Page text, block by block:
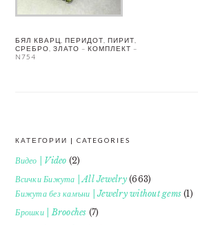
БЯЛ КВАРЦ, ПЕРИДОТ, ПИРИТ,
СРЕБРО, ЗЛАТО – КОМПЛЕКТ –
N754
FOOTER
КАТЕГОРИИ | CATEGORIES
Видео | Video (2)
Всички Бижута | All Jewelry(663)
Бижута без камъни | Jewelry without gems (1)
Брошки | Brooches (7)